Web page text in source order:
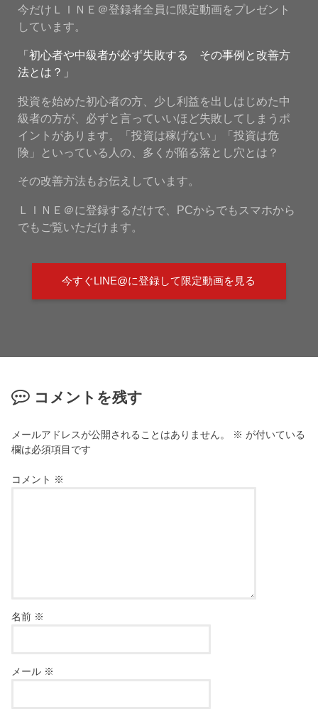
今だけＬＩＮＥ＠登録者全員に限定動画をプレゼント
しています。
「初心者や中級者が必ず失敗する その事例と改善方
法とは？」
投資を始めた初心者の方、少し利益を出しはじめた中
級者の方が、必ずと言っていいほど失敗してしまうポ
イントがあります。「投資は稼げない」「投資は危
険」といっている人の、多くが陥る落とし穴とは？
その改善方法もお伝えしています。
ＬＩＮＥ＠に登録するだけで、PCからでもスマホから
でもご覧いただけます。
今すぐLINE@に登録して限定動画を見る
コメントを残す
メールアドレスが公開されることはありません。 ※ が付いている
欄は必須項目です
コメント ※
名前 ※
メール ※